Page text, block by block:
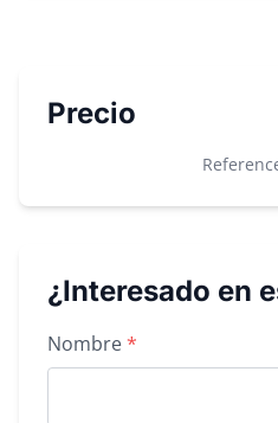
Precio
¿Interesado en
Property inquiry form
Nombre*